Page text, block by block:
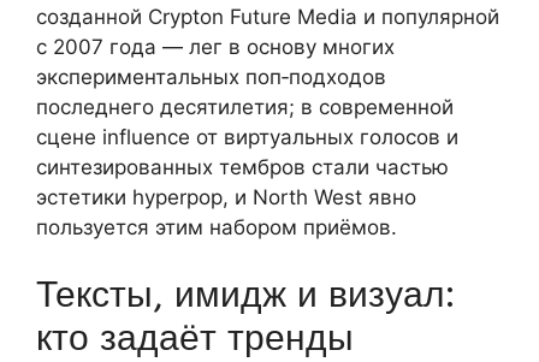
созданной Crypton Future Media и популярной
с 2007 года — лег в основу многих
экспериментальных поп‑подходов
последнего десятилетия; в современной
сцене influence от виртуальных голосов и
синтезированных тембров стали частью
эстетики hyperpop, и North West явно
пользуется этим набором приёмов.
Тексты, имидж и визуал:
кто задаёт тренды